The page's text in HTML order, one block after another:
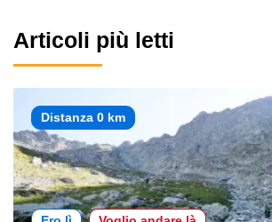
Articoli più letti
Distanza 0 km